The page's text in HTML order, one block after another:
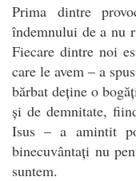
Prima dintre
îndemnului de a nu
Fiecare dintre noi
care le avem – a
bărbat deține o
și de demnitate,
Isus – a amintit
binecuvântați nu
suntem.